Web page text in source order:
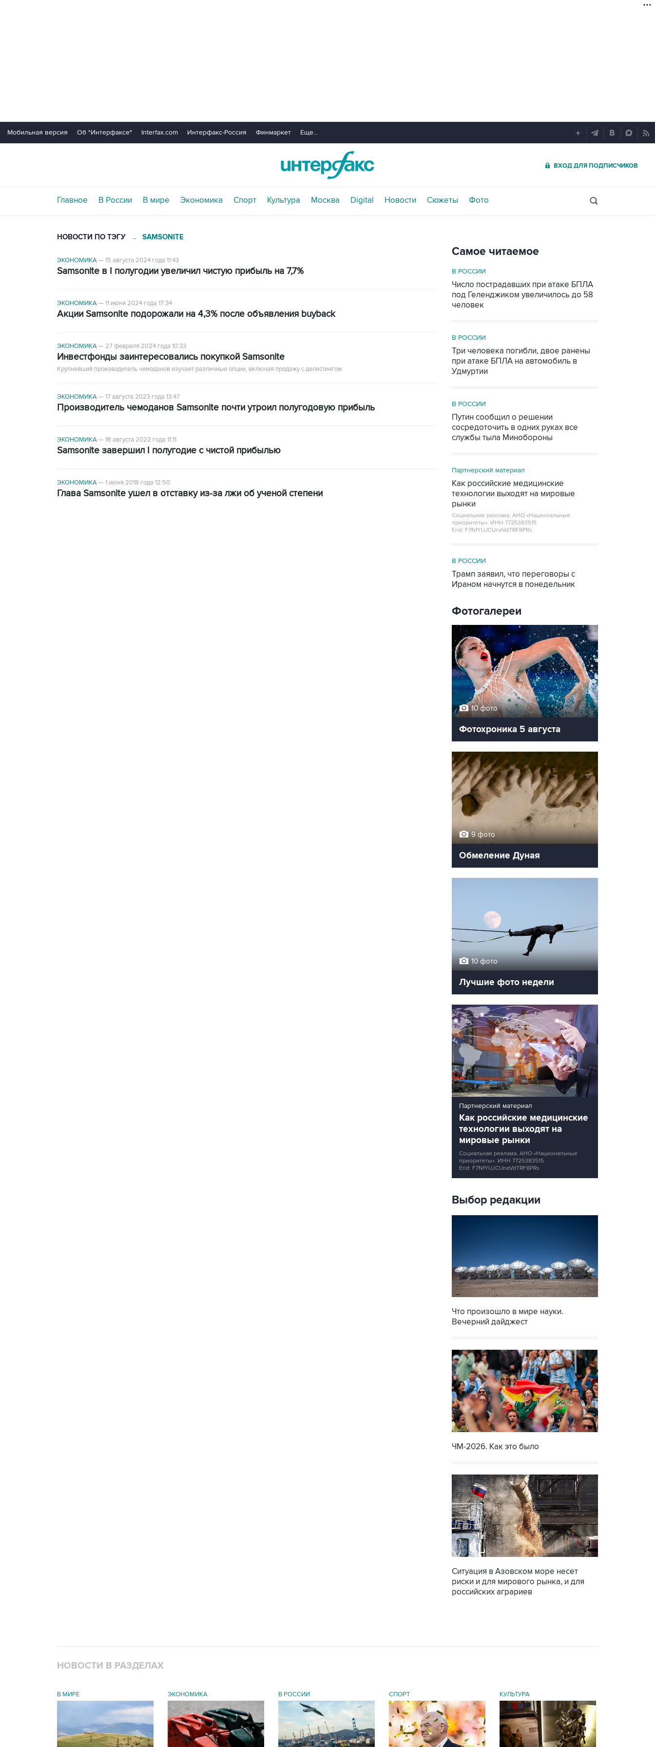
Мобильная версия Об "Интерфаксе" Interfax.com Интерфакс-Россия Финмаркет Еще...
ВХОД ДЛЯ ПОДПИСЧИКОВ
Главное В России В мире Экономика Спорт Культура Москва Digital Новости Сюжеты Фото
НОВОСТИ ПО ТЭГУ → SAMSONITE
ЭКОНОМИКА—15 августа 2024 года 11:43
Samsonite в I полугодии увеличил чистую прибыль на 7,7%
ЭКОНОМИКА—11 июня 2024 года 17:34
Акции Samsonite подорожали на 4,3% после объявления buyback
ЭКОНОМИКА—27 февраля 2024 года 10:33
Инвестфонды заинтересовались покупкой Samsonite
Крупнейший производитель чемоданов изучает различные опции, включая продажу с делистингом
ЭКОНОМИКА—17 августа 2023 года 13:47
Производитель чемоданов Samsonite почти утроил полугодовую прибыль
ЭКОНОМИКА—18 августа 2022 года 11:11
Samsonite завершил I полугодие с чистой прибылью
ЭКОНОМИКА—1 июня 2018 года 12:50
Глава Samsonite ушел в отставку из-за лжи об ученой степени
Самое читаемое
В РОССИИ
Число пострадавших при атаке БПЛА
под Геленджиком увеличилось до 58
человек
В РОССИИ
Три человека погибли, двое ранены
при атаке БПЛА на автомобиль в
Удмуртии
В РОССИИ
Путин сообщил о решении
сосредоточить в одних руках все
службы тыла Минобороны
Партнерский материал
Как российские медицинские
технологии выходят на мировые
рынки
Социальная реклама, АНО «Национальные
приоритеты». ИНН 7725383515
Erid: F7NfYUJCUneVdTRF8PRs
В РОССИИ
Трамп заявил, что переговоры с
Ираном начнутся в понедельник
Фотогалереи
10 фото
Фотохроника 5 августа
9 фото
Обмеление Дуная
10 фото
Лучшие фото недели
Партнерский материал
Как российские медицинские
технологии выходят на
мировые рынки
Социальная реклама, АНО «Национальные
приоритеты». ИНН 7725383515
Erid: F7NfYUJCUneVdTRF8PRs
Выбор редакции
Что произошло в мире науки.
Вечерний дайджест
ЧМ-2026. Как это было
Ситуация в Азовском море несет
риски и для мирового рынка, и для
российских аграриев
НОВОСТИ В РАЗДЕЛАХ
В МИРЕ ЭКОНОМИКА В РОССИИ СПОРТ КУЛЬТУРА